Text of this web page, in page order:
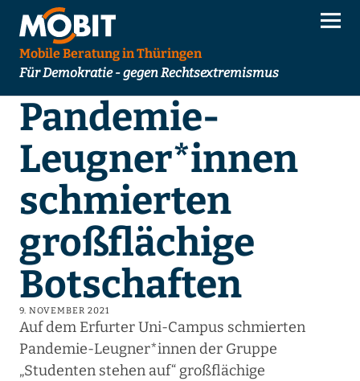
Mobile Beratung in Thüringen
Für Demokratie - gegen Rechtsextremismus
Pandemie-
Leugner*innen
schmierten
großflächige
Botschaften
9. NOVEMBER 2021
Auf dem Erfurter Uni-Campus schmierten
Pandemie-Leugner*innen der Gruppe
„Studenten stehen auf“ großflächige